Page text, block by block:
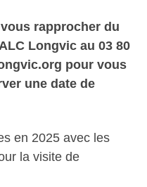
rapprocher du
Longvic au 03 80
pour vous
une date de
en 2025 avec les
la visite de